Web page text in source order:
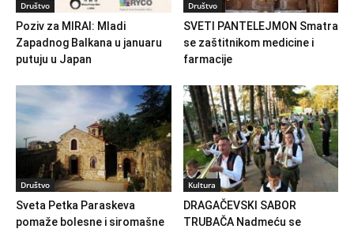
Društvo
Poziv za MIRAI: Mladi
Zapadnog Balkana u januaru
putuju u Japan
Društvo
SVETI PANTELEJMON Smatra
se zaštitnikom medicine i
farmacije
Društvo
Sveta Petka Paraskeva
pomaže bolesne i siromašne
Kultura
DRAGAČEVSKI SABOR
TRUBAČA Nadmeću se